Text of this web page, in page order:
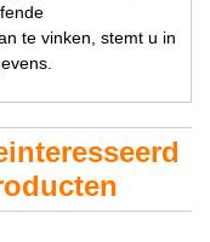
te vinken, stemt u in